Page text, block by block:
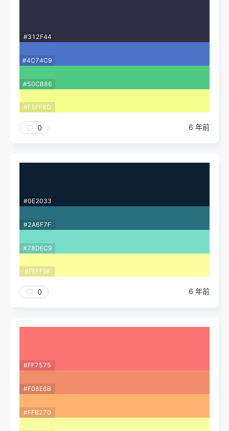
#312F44
#4C74C9
#50CB86
#F5FF8D
0 6 年前
#0E2033
#2A6F7F
#78DEC9
#FEFF9F
0 6 年前
#FF7575
#F08E6B
#FFB270